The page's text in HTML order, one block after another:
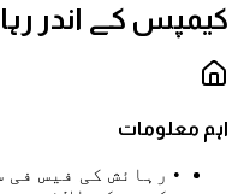
کیمپس کے اندر
اہم معلومات
• رہائش کی فیس فی